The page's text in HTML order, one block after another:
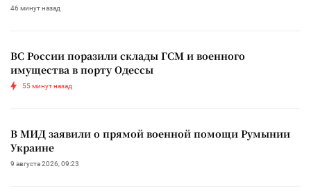
46 минут назад
ВС России поразили склады ГСМ и военного
имущества в порту Одессы
55 минут назад
В МИД заявили о прямой военной помощи Румынии
Украине
9 августа 2026, 09:23